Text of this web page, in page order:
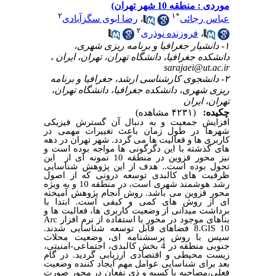
موردی : منطقه 10 شهر تهران)
عباس رجائی*۱ ، رضا ابوی سگزآبادی۲
، فروزنده نوذری۲
۱- دانشیار جغرافیا و برنامه ریزی شهری،
دانشکده جغرافیا، دانشگاه تهران، تهران، ایران ،
sarajaei@ut.ac.ir
۲- دانشجوی کارشناسی ارشد، جغرافیا و برنامه
ریزی شهری، دانشکده جغرافیا، دانشگاه تهران،
تهران، ایران
چکیده:
(۴۲۳۱ مشاهده)
افزایش جمعیت و به دنبال آن گسترش فیزیکی
شهرها در طول زمان باعث تغییرات مهمی در
کاربری ها و فعالیت ها می گردد. شهر تهران در دهه
های گذشته با این دگرگونی ها مواجه بوده است و
نیز محور قزوین در منطقه 10 نمونه ای از این
تحول بوده است.. هدف از این پژوهش شناسایی
ظرفیت های کالبدی توسعه درونی که از اصول
رشد هوشمند شهری است، در منطقه 10 و به ویژه
محور قزوین می باشد. روش انجام پژوهش آمیخته
ای از روش های کمی و کیفی است. ابتدا با
برداشت میدانی از وضعیت کاربری ها، فعالیت ها و
بناهای موجود در محور با استفاده از نرم افزار Arc
GIS 10
.8
فضاهای قابل توسعه شناسایی شدند.
سپس با روش پرسشنامه ای، وضعیت محلات
جنوبی منطقه در 4 بخش کالبدی، اجتماعی-امنیتی،
زیست محیطی و اقتصادی ارزیابی گردید. در گام
بعد برای شناسایی عوامل مهم ایجاد کننده وضعیت
فعلی،مصاحبه با کسبه و ذی نفعان در محور صورت